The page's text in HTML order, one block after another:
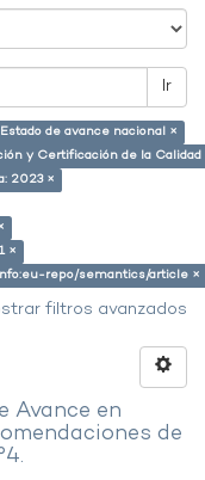
Ir
de avance nacional ×
y Certificación de la
2023 ×
×
repo/semantics/article ×
filtros avanzados
Avance en
de